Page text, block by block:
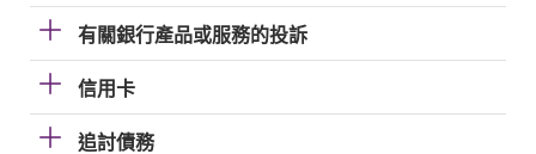
有關銀行產品或服務的投訴
信用卡
追討債務